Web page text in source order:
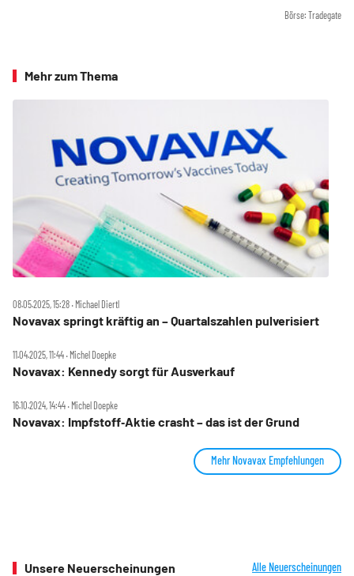
Börse: Tradegate
Mehr zum Thema
08.05.2025, 15:28 ‧ Michael Diertl
Novavax springt kräftig an – Quartalszahlen pulverisiert
11.04.2025, 11:44 ‧ Michel Doepke
Novavax: Kennedy sorgt für Ausverkauf
16.10.2024, 14:44 ‧ Michel Doepke
Novavax: Impfstoff‑Aktie crasht – das ist der Grund
Mehr Novavax Empfehlungen
Unsere Neuerscheinungen Alle Neuerscheinungen